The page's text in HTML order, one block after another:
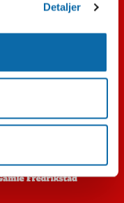
Detaljer